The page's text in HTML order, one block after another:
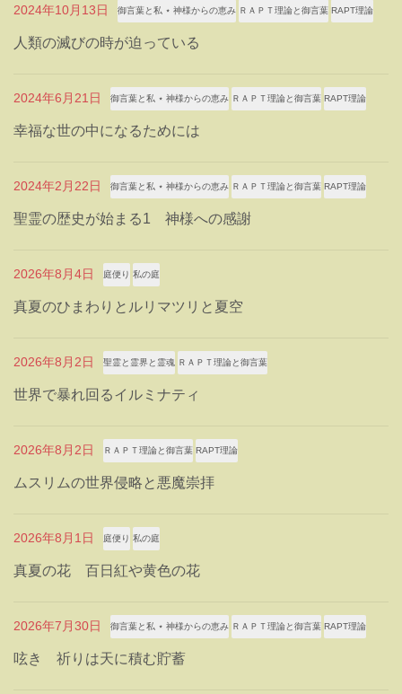
2024年10月13日 御言葉と私 ⋆ 神様からの恵み ＲＡＰＴ理論と御言葉 RAPT理論
人類の滅びの時が迫っている
2024年6月21日 御言葉と私 ⋆ 神様からの恵み ＲＡＰＴ理論と御言葉 RAPT理論
幸福な世の中になるためには
2024年2月22日 御言葉と私 ⋆ 神様からの恵み ＲＡＰＴ理論と御言葉 RAPT理論
聖霊の歴史が始まる1 神様への感謝
2026年8月4日 庭便り 私の庭
真夏のひまわりとルリマツリと夏空
2026年8月2日 聖霊と霊界と霊魂 ＲＡＰＴ理論と御言葉
世界で暴れ回るイルミナティ
2026年8月2日 ＲＡＰＴ理論と御言葉 RAPT理論
ムスリムの世界侵略と悪魔崇拝
2026年8月1日 庭便り 私の庭
真夏の花 百日紅や黄色の花
2026年7月30日 御言葉と私 ⋆ 神様からの恵み ＲＡＰＴ理論と御言葉 RAPT理論
呟き 祈りは天に積む貯蓄